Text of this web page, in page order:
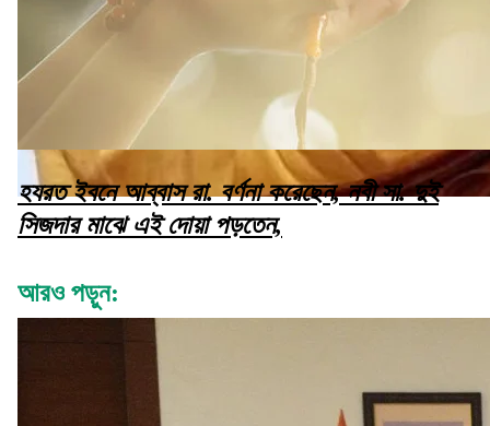
হযরত ইবনে আব্বাস রা. বর্ণনা করেছেন, নবী সা. দুই
সিজদার মাঝে এই দোয়া পড়তেন,
আরও পড়ুন: